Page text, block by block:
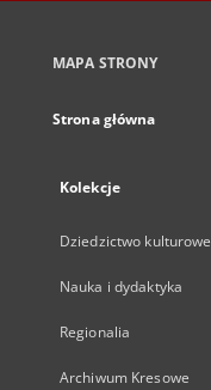
MAPA STRONY
Strona główna
Kolekcje
Dziedzictwo kulturowe
Nauka i dydaktyka
Regionalia
Archiwum Kresowe